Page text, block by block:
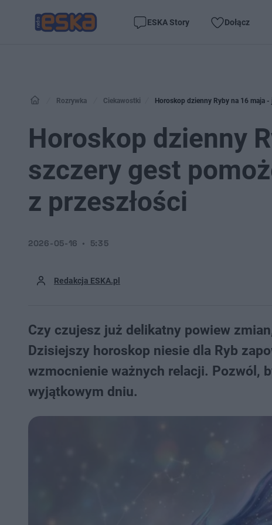
ESKA Story Dołącz
Rozrywka Ciekawostki Horoskop dzienny Ryby na 16 maja
Horoskop dzienny
szczery gest
z przeszłości
Redakcja ESKA.pl
2026-05-16 5:35
Czy czujesz już delikatny powiew
Dzisiejszy horoskop niesie dla Ryb
wzmocnienie ważnych relacji. Pozwól,
wyjątkowym dniu.